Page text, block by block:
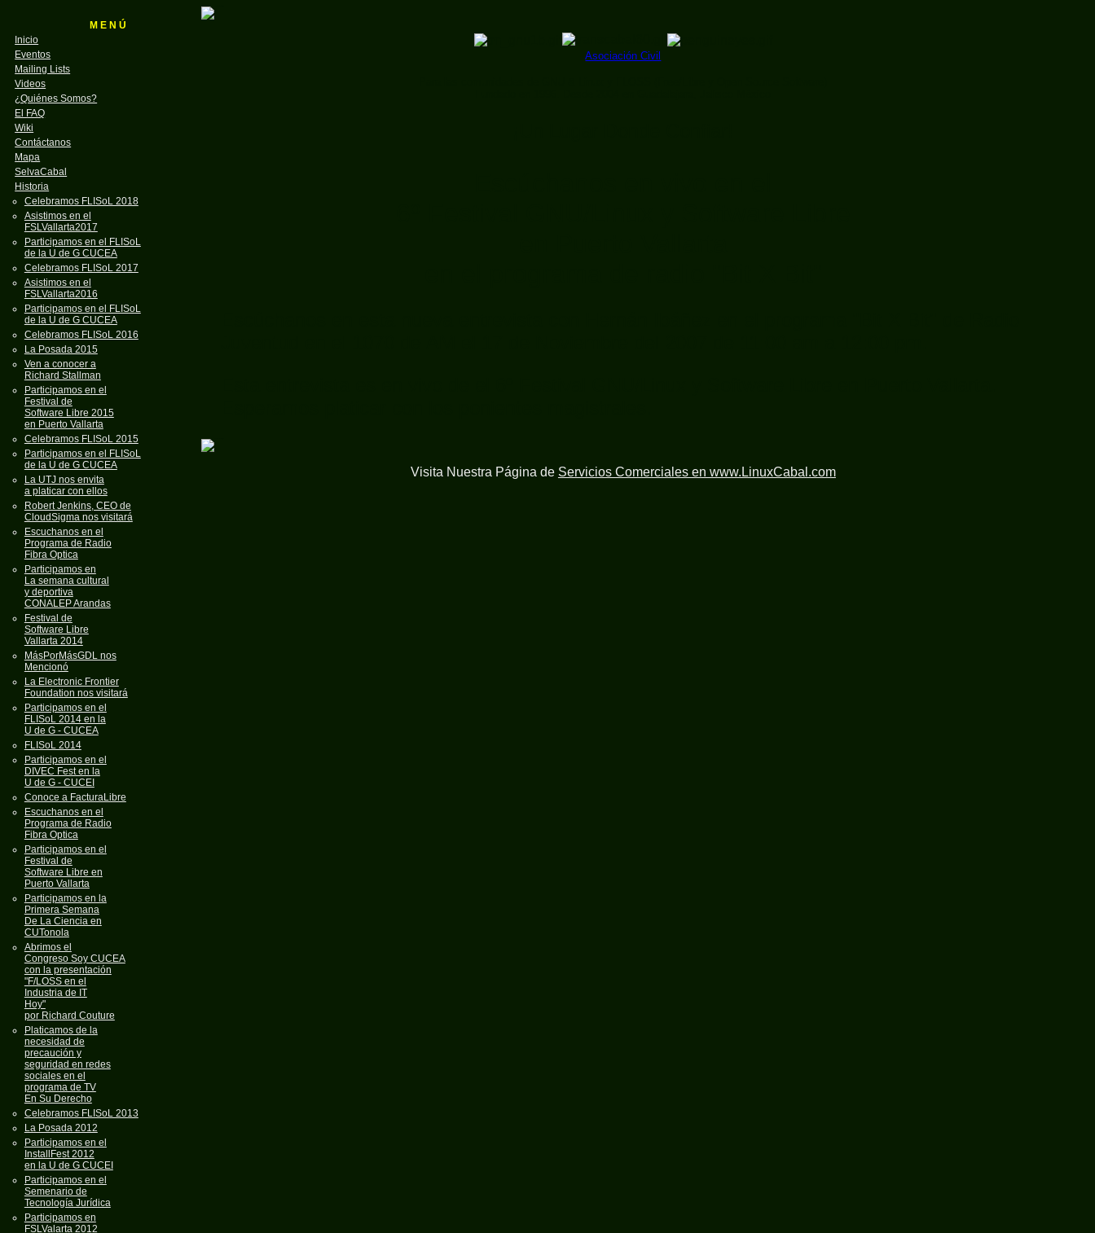
M E N Ú
Inicio
Eventos
Mailing Lists
Videos
¿Quiénes Somos?
El FAQ
Wiki
Contáctanos
Mapa
SelvaCabal
Historia
Celebramos FLISoL 2018
Asistimos en el
FSLVallarta2017
Participamos en el FLISoL
de la U de G CUCEA
Celebramos FLISoL 2017
Asistimos en el
FSLVallarta2016
Participamos en el FLISoL
de la U de G CUCEA
Celebramos FLISoL 2016
La Posada 2015
Ven a conocer a
Richard Stallman
Participamos en el
Festival de
Software Libre 2015
en Puerto Vallarta
Celebramos FLISoL 2015
Participamos en el FLISoL
de la U de G CUCEA
La UTJ nos envita
a platicar con ellos
Robert Jenkins, CEO de
CloudSigma nos visitará
Escuchanos en el
Programa de Radio
Fibra Optica
Participamos en
La semana cultural
y deportiva
CONALEP Arandas
Festival de
Software Libre
Vallarta 2014
MásPorMásGDL nos
Mencionó
La Electronic Frontier
Foundation nos visitará
Participamos en el
FLISoL 2014 en la
U de G - CUCEA
FLISoL 2014
Participamos en el
DIVEC Fest en la
U de G - CUCEI
Conoce a FacturaLibre
Escuchanos en el
Programa de Radio
Fibra Optica
Participamos en el
Festival de
Software Libre en
Puerto Vallarta
Participamos en la
Primera Semana
De La Ciencia en
CUTonola
Abrimos el
Congreso Soy CUCEA
con la presentación
"F/LOSS en el
Industria de IT
Hoy"
por Richard Couture
Platicamos de la
necesidad de
precaución y
seguridad en redes
sociales en el
programa de TV
En Su Derecho
Celebramos FLISoL 2013
La Posada 2012
Participamos en el
InstallFest 2012
en la U de G CUCEI
Participamos en el
Semenario de
Tecnología Jurídica
Participamos en
FSLValarta 2012
Asociación Civil
Visita Nuestra Página de Servicios Comerciales en www.LinuxCabal.com